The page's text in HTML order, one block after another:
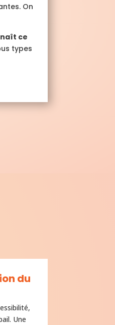
On
ce
types
du
Une